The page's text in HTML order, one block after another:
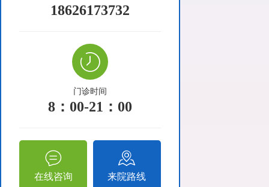
18626173732
门诊时间
8：00-21：00
在线咨询 来院路线